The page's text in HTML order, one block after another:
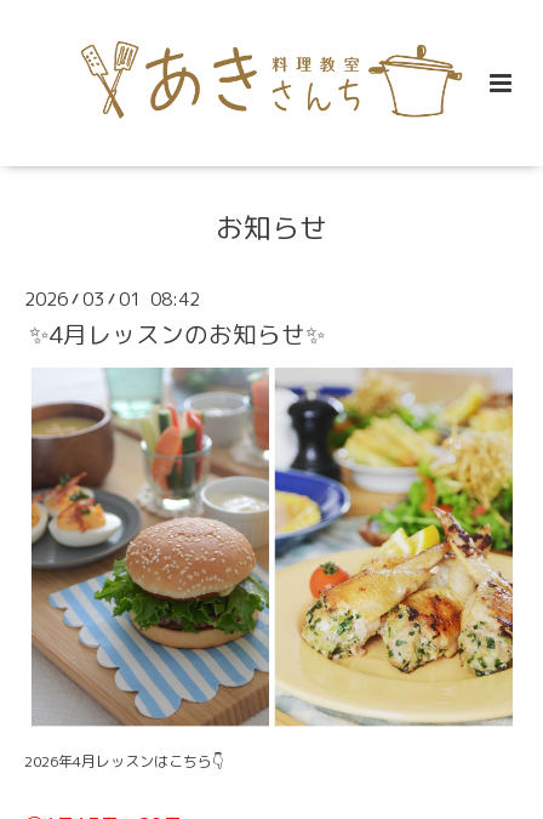
お知らせ
2026/03 /01 08:42
✨4月レッスンのお知らせ✨
2026年4月レッスンはこちら👇